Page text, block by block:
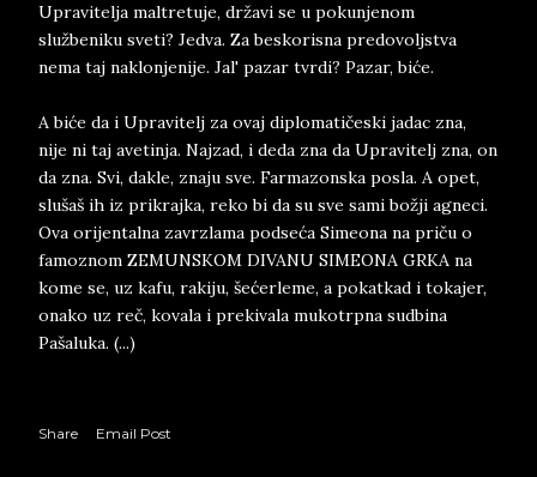
Upravitelja maltretuje, državi se u pokunjenom
službeniku sveti? Jedva. Za beskorisna predovoljstva
nema taj naklonjenije. Jal' pazar tvrdi? Pazar, biće.
A biće da i Upravitelj za ovaj diplomatičeski jadac zna,
nije ni taj avetinja. Najzad, i deda zna da Upravitelj zna, on
da zna. Svi, dakle, znaju sve. Farmazonska posla. A opet,
slušaš ih iz prikrajka, reko bi da su sve sami božji agneci.
Ova orijentalna zavrzlama podseća Simeona na priču o
famoznom ZEMUNSKOM DIVANU SIMEONA GRKA na
kome se, uz kafu, rakiju, šećerleme, a pokatkad i tokajer,
onako uz reč, kovala i prekivala mukotrpna sudbina
Pašaluka. (...)
Share Email Post